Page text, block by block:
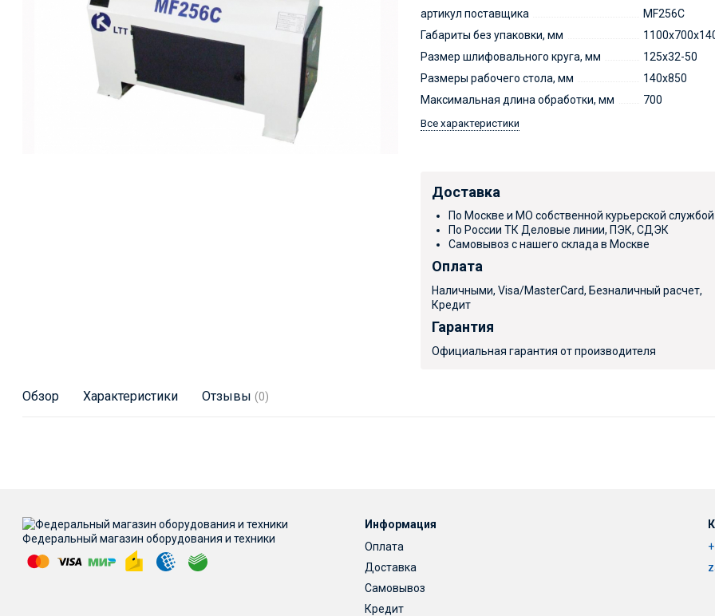
артикул поставщика
MF256С
Габариты без упаковки, мм
Размер шлифовального круга, мм
125х32-50
Размеры рабочего стола, мм
140х850
Максимальная длина обработки, мм
700
Все характеристики
Доставка
По Москве и МО собственной курьерской службой
По России ТК Деловые линии, ПЭК, СДЭК
Самовывоз с нашего склада в Москве
Оплата
Наличными, Visa/MasterCard, Безналичный расчет,
Кредит
Гарантия
Официальная гарантия от производителя
Обзор Характеристики Отзывы (0)
Федеральный магазин оборудования и техники
Информация
Оплата
Доставка
Самовывоз
Кредит